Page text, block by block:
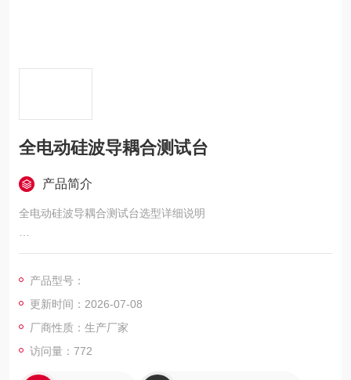
全电动硅波导耦合测试台
产品简介
全电动硅波导耦合测试台选型详细说明
1.六轴电动调节架
2.控制部分
3.夹具部分
产品型号：
更新时间：2026-07-08
厂商性质：生产厂家
访问量：772